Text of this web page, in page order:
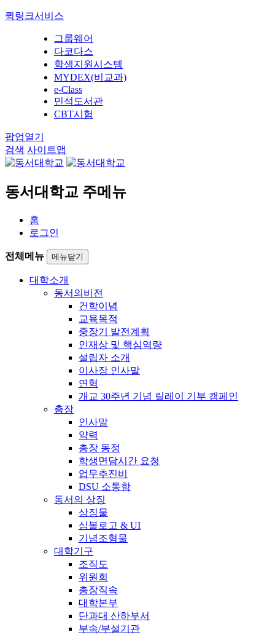
퀵링크서비스
그룹웨어
다코다스
학생지원시스템
MYDEX(비교과)
e-Class
민석도서관
CBT시험
팝업열기
검색 사이트맵
동서대학교 주메뉴
홈
로그인
전체메뉴 메뉴닫기
대학소개
동서의비전
건학이념
교육목적
중장기 발전계획
인재상 및 핵심역량
설립자 소개
이사장 인사말
연혁
개교 30주년 기념 릴레이 기부 캠페인
총장
인사말
약력
총장 동정
학생면담시간 요청
업무추진비
DSU 소통함
동서의 상징
상징물
심볼로고 & UI
기념조형물
대학기구
조직도
위원회
총장직속
대학본부
단과대 산하부서
부속/부설기관